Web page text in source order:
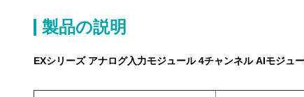
製品の説明
EXシリーズ アナログ入力モジュール 4チャンネル AIモジュ